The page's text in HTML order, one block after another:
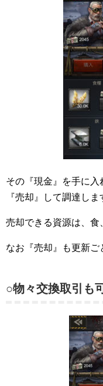
その『現金』を手に
『売却』して調達しま
売却できる資源は、食
なお『売却』も更新ご
○物々交換取引も